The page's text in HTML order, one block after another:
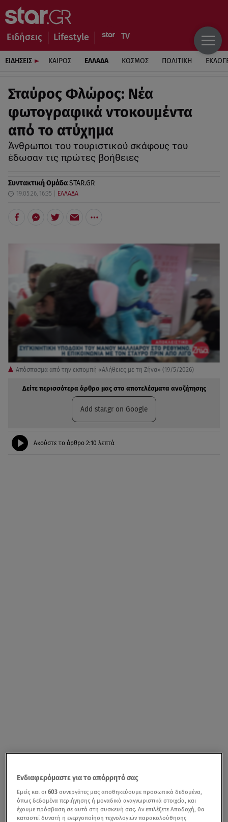
Ειδήσεις Lifestyle
ΕΙΔΗΣΕΙΣ ΚΑΙΡΟΣ ΕΛΛΑΔΑ ΚΟΣΜΟΣ ΠΟΛΙΤΙΚΗ
Σταύρος Φλώρος: Νέα
φωτογραφικά ντοκουμέντα
από το ατύχημα
Άνθρωποι του τουριστικού σκάφους του
έδωσαν τις πρώτες βοήθειες
Συντακτική ΟμάδαSTAR.GR
19.05.26, 16:35 ΕΛΛΑΔΑ
Απόσπασμα από την εκπομπή «Αλήθειες με τη Ζήνα» (19/5/2026)
Δείτε περισσότερα άρθρα μας στα αποτελέσματα αναζήτησης
Add star.gr on Google
Ακούστε το άρθρο 2:10 λεπτά
Ενδιαφερόμαστε για το απόρρητό σας
Εμείς και οι603 συνεργάτες μας αποθηκεύουμε προσωπικά δεδομένα,
όπως δεδομένα περιήγησης ή μοναδικά αναγνωριστικά στοιχεία, και
έχουμε πρόσβαση σε αυτά στη συσκευή σας. Αν επιλέξετε Αποδοχή, θα
καταστεί δυνατή η ενεργοποίηση τεχνολογιών παρακολούθησης